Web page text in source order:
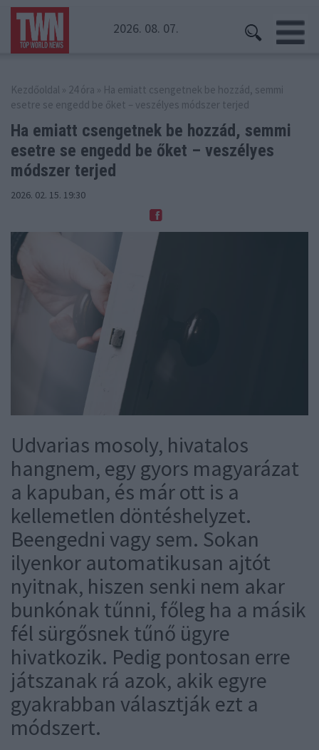
2026. 08. 07.
Kezdőoldal » 24 óra » Ha emiatt csengetnek be hozzád, semmi
esetre se engedd be őket – veszélyes módszer terjed
Ha emiatt csengetnek be hozzád, semmi
esetre se engedd be őket – veszélyes
módszer terjed
2026. 02. 15. 19:30
Udvarias mosoly, hivatalos
hangnem, egy gyors magyarázat
a kapuban, és már ott is a
kellemetlen döntéshelyzet.
Beengedni vagy sem. Sokan
ilyenkor automatikusan ajtót
nyitnak, hiszen senki nem akar
bunkónak tűnni, főleg ha a másik
fél sürgősnek tűnő ügyre
hivatkozik. Pedig pontosan erre
játszanak rá azok, akik egyre
gyakrabban választják ezt a
módszert.